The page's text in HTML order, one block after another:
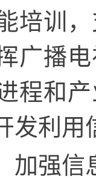
培训
广播
程和
发利用
加强